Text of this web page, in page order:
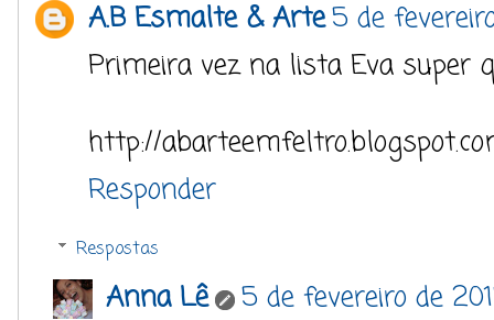
A.B Esmalte & Arte5 de
Primeira vez na lista Eva super
http://
Responder
Respostas
Anna Lê
5 de fevereiro de